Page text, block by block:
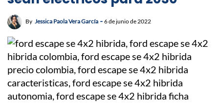
By Jessica Paola Vera García 6 de junio de 2022